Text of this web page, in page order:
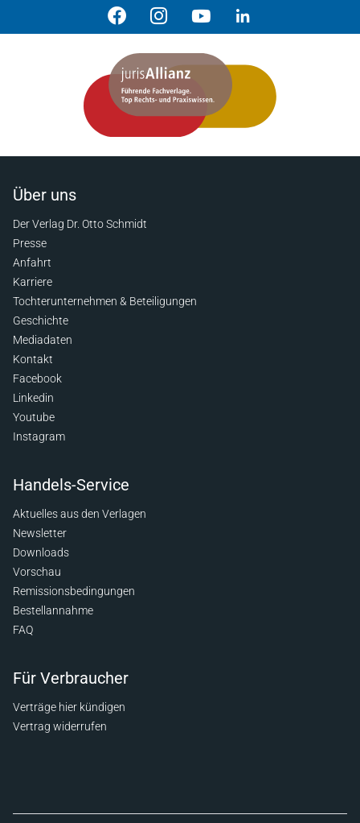
Über uns
Der Verlag Dr. Otto Schmidt
Presse
Anfahrt
Karriere
Tochterunternehmen & Beteiligungen
Geschichte
Mediadaten
Kontakt
Facebook
Linkedin
Youtube
Instagram
Handels-Service
Aktuelles aus den Verlagen
Newsletter
Downloads
Vorschau
Remissionsbedingungen
Bestellannahme
FAQ
Für Verbraucher
Verträge hier kündigen
Vertrag widerrufen